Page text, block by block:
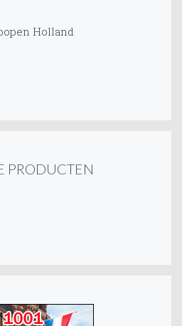
Holland
PRODUCTEN